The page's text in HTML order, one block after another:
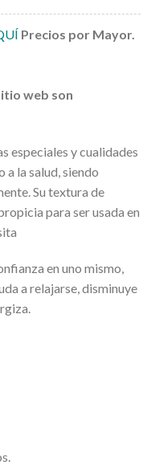
Precios por Mayor.
web son
especiales y cualidades
la salud, siendo
Su textura de
para ser usada en
en uno mismo,
a relajarse, disminuye